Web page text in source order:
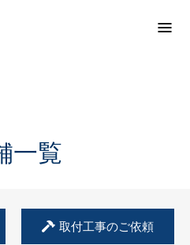
一覧
取付工事のご依頼